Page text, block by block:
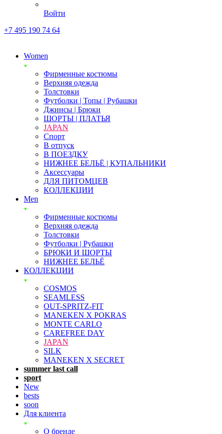
Войти
+7 495 190 74 64
Women
Фирменные костюмы
Верхняя одежда
Толстовки
Футболки | Топы | Рубашки
Джинсы | Брюки
ШОРТЫ | ПЛАТЬЯ
JAPAN
Спорт
В отпуск
В ПОЕЗДКУ
НИЖНЕЕ БЕЛЬЁ | КУПАЛЬНИКИ
Аксессуары
ДЛЯ ПИТОМЦЕВ
КОЛЛЕКЦИИ
Men
Фирменные костюмы
Верхняя одежда
Толстовки
Футболки | Рубашки
БРЮКИ И ШОРТЫ
НИЖНЕЕ БЕЛЬЁ
КОЛЛЕКЦИИ
COSMOS
SEAMLESS
OUT-SPRITZ-FIT
MANEKEN X POKRAS
MONTE CARLO
CAREFREE DAY
JAPAN
SILK
MANEKEN X SECRET
summer last call
sport
New
bests
soon
Для клиента
О бренде